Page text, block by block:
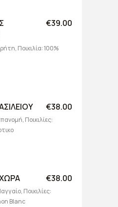
€39.00
Ποικιλία: 100%
€38.00
Ποικιλίες:
€38.00
Ποικιλίες:
Blanc